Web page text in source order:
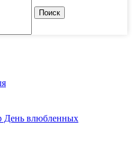
Поиск
День влюбленных